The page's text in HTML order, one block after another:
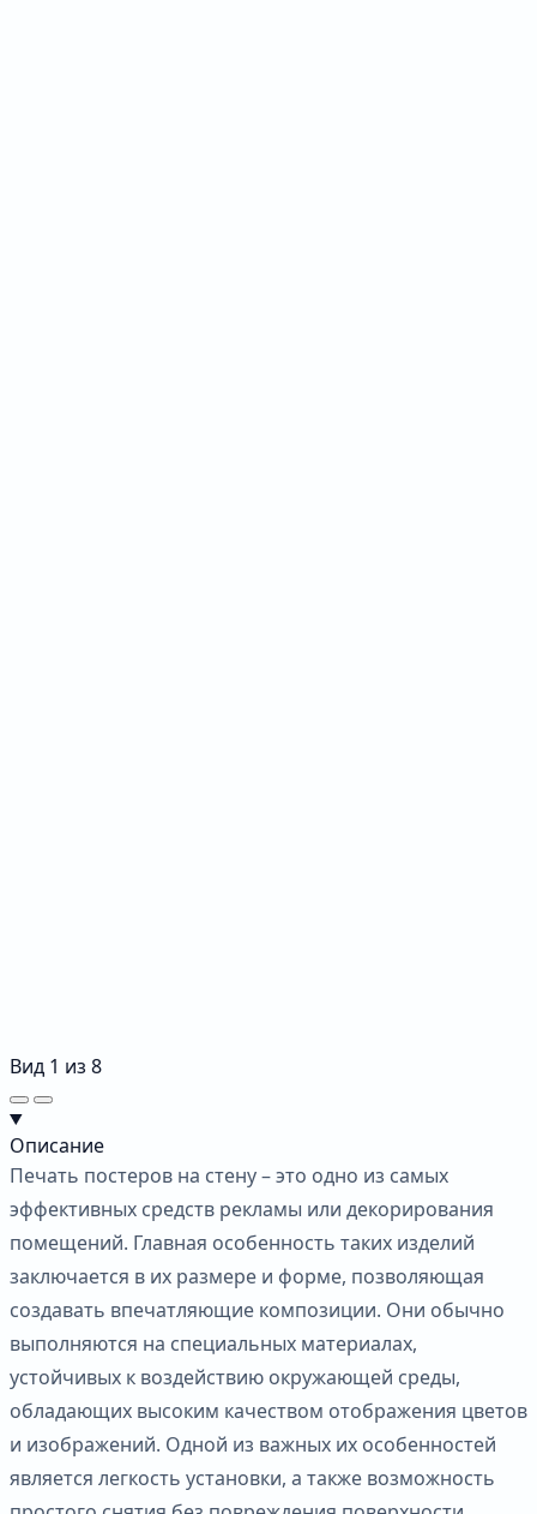
Вид 1 из 8
Описание
Печать постеров на стену – это одно из самых
эффективных средств рекламы или декорирования
помещений. Главная особенность таких изделий
заключается в их размере и форме, позволяющая
создавать впечатляющие композиции. Они обычно
выполняются на специальных материалах,
устойчивых к воздействию окружающей среды,
обладающих высоким качеством отображения цветов
и изображений. Одной из важных их особенностей
является легкость установки, а также возможность